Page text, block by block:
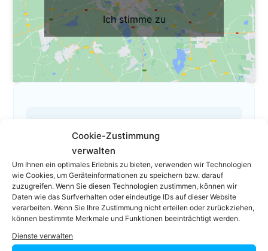
Cookie-Zustimmung
verwalten
Um Ihnen ein optimales Erlebnis zu bieten, verwenden wir Technologien
wie Cookies, um Geräteinformationen zu speichern bzw. darauf
zuzugreifen. Wenn Sie diesen Technologien zustimmen, können wir
Daten wie das Surfverhalten oder eindeutige IDs auf dieser Website
verarbeiten. Wenn Sie Ihre Zustimmung nicht erteilen oder zurückziehen,
können bestimmte Merkmale und Funktionen beeinträchtigt werden.
Dienste verwalten
Ich stimme zu
Das ist mein Profil
01 534 37 DW 50472
01 53437 6100
m.simsa@schoenherr.eu
Homepage